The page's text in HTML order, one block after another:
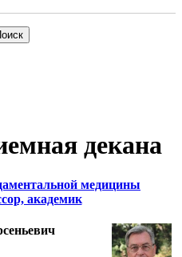
декана
медицины
академик